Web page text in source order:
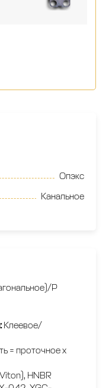
Опэкс
Канальное
P
Клеевое/
= проточное х
HNBR